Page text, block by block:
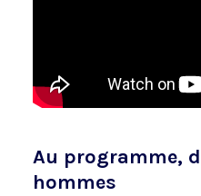
Au programme,
hommes